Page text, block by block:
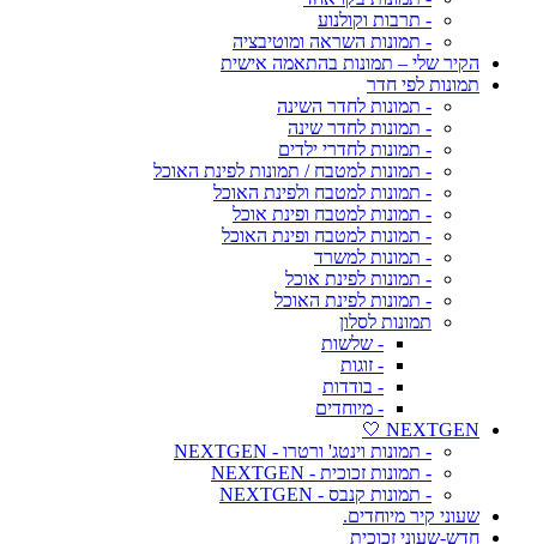
- תרבות וקולנוע
- תמונות השראה ומוטיבציה
הקיר שלי – תמונות בהתאמה אישית
תמונות לפי חדר
- תמונות לחדר השינה
- תמונות לחדר שינה
- תמונות לחדרי ילדים
- תמונות למטבח / תמונות לפינת האוכל
- תמונות למטבח ולפינת האוכל
- תמונות למטבח ופינת אוכל
- תמונות למטבח ופינת האוכל
- תמונות למשרד
- תמונות לפינת אוכל
- תמונות לפינת האוכל
תמונות לסלון
- שלשות
- זוגות
- בודדות
- מיוחדים
NEXTGEN 🤍
- תמונות וינטג' ורטרו - NEXTGEN
- תמונות זכוכית - NEXTGEN
- תמונות קנבס - NEXTGEN
שעוני קיר מיוחדים.
חדש-שעוני זכוכית